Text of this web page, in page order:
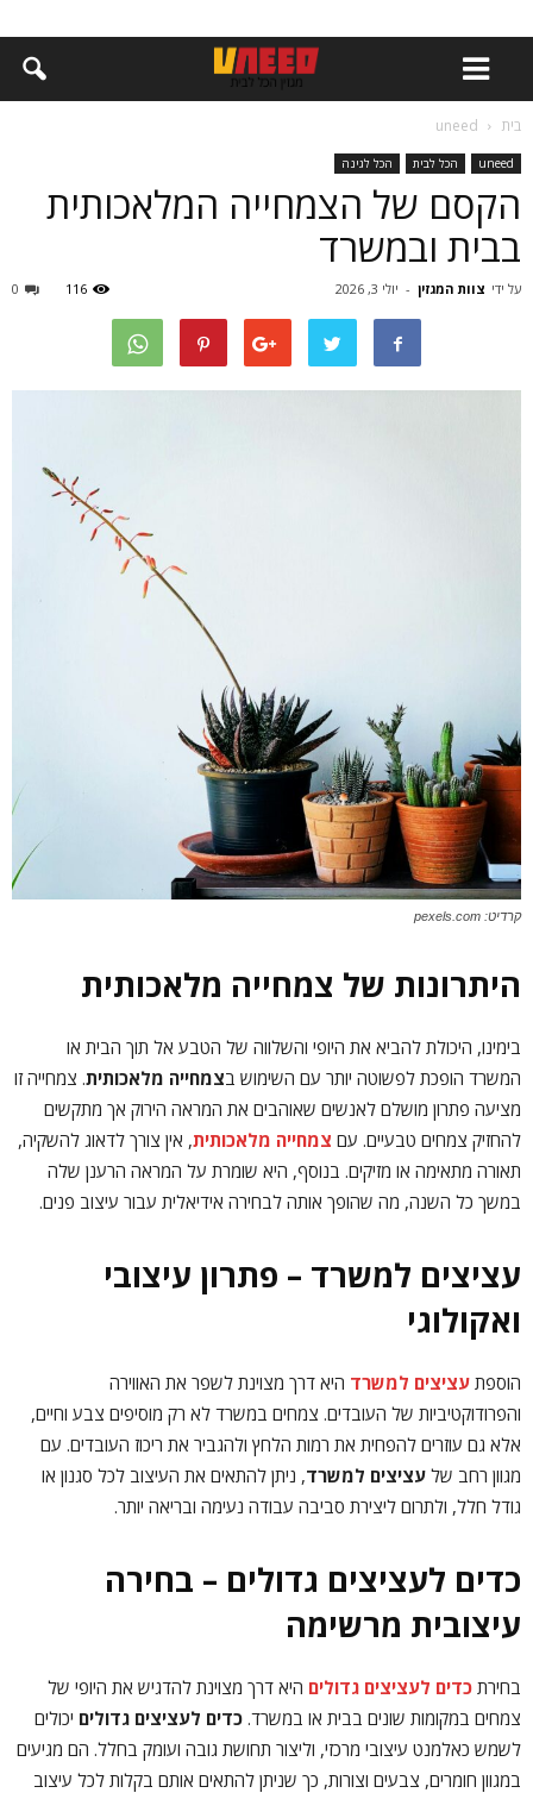
בית uneed
uneed הכל לבית הכל לגינה
הקסם של הצמחייה המלאכותית
בבית ובמשרד
על ידי צוות המגזין - יולי 3, 2026 0 116
קרדיט: pexels.com
היתרונות של צמחייה מלאכותית
בימינו, היכולת להביא את היופי והשלווה של הטבע אל תוך הבית או
המשרד הופכת לפשוטה יותר עם השימוש בצמחייה מלאכותית. צמחייה זו
מציעה פתרון מושלם לאנשים שאוהבים את המראה הירוק אך מתקשים
להחזיק צמחים טבעיים. עם צמחייה מלאכותית, אין צורך לדאוג להשקיה,
תאורה מתאימה או מזיקים. בנוסף, היא שומרת על המראה הרענן שלה
במשך כל השנה, מה שהופך אותה לבחירה אידיאלית עבור עיצוב פנים.
עציצים למשרד – פתרון עיצובי
ואקולוגי
הוספת עציצים למשרד היא דרך מצוינת לשפר את האווירה
והפרודוקטיביות של העובדים. צמחים במשרד לא רק מוסיפים צבע וחיים,
אלא גם עוזרים להפחית את רמות הלחץ ולהגביר את ריכוז העובדים. עם
מגוון רחב של עציצים למשרד, ניתן להתאים את העיצוב לכל סגנון או
גודל חלל, ולתרום ליצירת סביבה עבודה נעימה ובריאה יותר.
כדים לעציצים גדולים – בחירה
עיצובית מרשימה
בחירת כדים לעציצים גדולים היא דרך מצוינת להדגיש את היופי של
צמחים במקומות שונים בבית או במשרד. כדים לעציצים גדולים יכולים
לשמש כאלמנט עיצובי מרכזי, וליצור תחושת גובה ועומק בחלל. הם מגיעים
במגוון חומרים, צבעים וצורות, כך שניתן להתאים אותם בקלות לכל עיצוב